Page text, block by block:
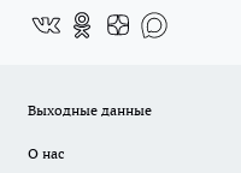
Выходные данные
О нас